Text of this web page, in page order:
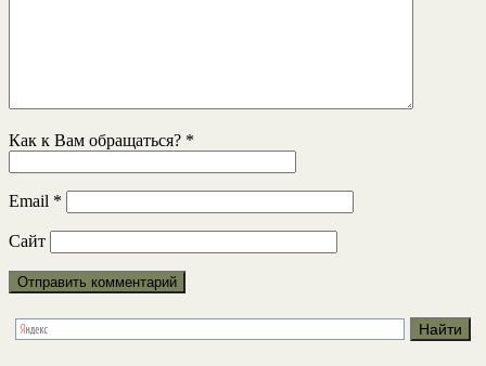
Как к Вам обращаться? *
Email *
Сайт